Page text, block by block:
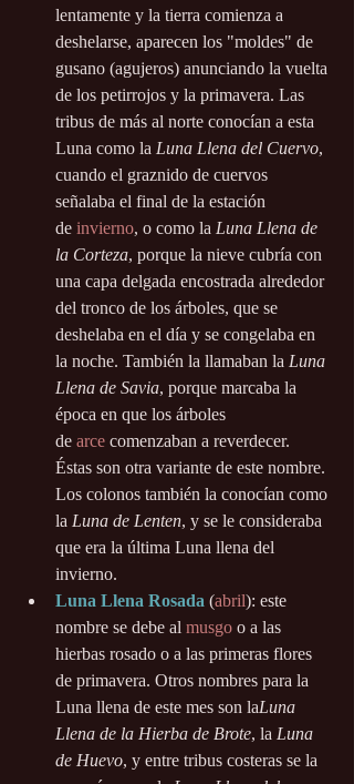
lentamente y la tierra comienza a
deshelarse, aparecen los "moldes" de
gusano (agujeros) anunciando la vuelta
de los petirrojos y la primavera. Las
tribus de más al norte conocían a esta
Luna como la Luna Llena del Cuervo,
cuando el graznido de cuervos
señalaba el final de la estación
de invierno, o como la Luna Llena de
la Corteza, porque la nieve cubría con
una capa delgada encostrada alrededor
del tronco de los árboles, que se
deshelaba en el día y se congelaba en
la noche. También la llamaban la Luna
Llena de Savia, porque marcaba la
época en que los árboles
de arce comenzaban a reverdecer.
Éstas son otra variante de este nombre.
Los colonos también la conocían como
la Luna de Lenten, y se le consideraba
que era la última Luna llena del
invierno.
Luna Llena Rosada (abril): este
nombre se debe al musgo o a las
hierbas rosado o a las primeras flores
de primavera. Otros nombres para la
Luna llena de este mes son laLuna
Llena de la Hierba de Brote, la Luna
de Huevo, y entre tribus costeras se la